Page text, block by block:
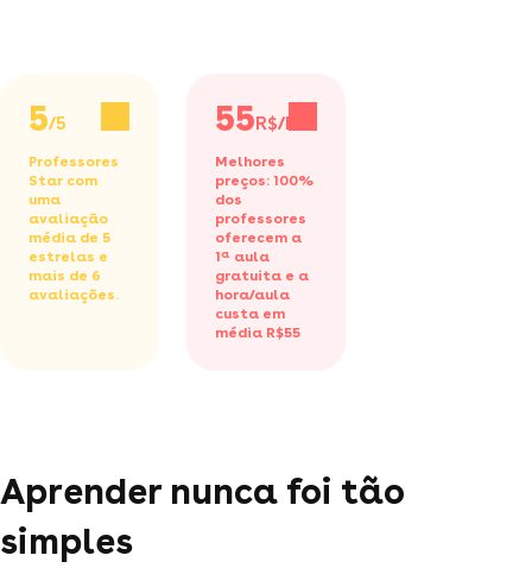
5/5
Professores
Star com
uma
avaliação
média de 5
estrelas e
mais de 6
avaliações.
55R$/h
Melhores
preços: 100%
dos
professores
oferecem a
1ª aula
gratuita e a
hora/aula
custa em
média R$55
Aprender nunca foi tão
simples